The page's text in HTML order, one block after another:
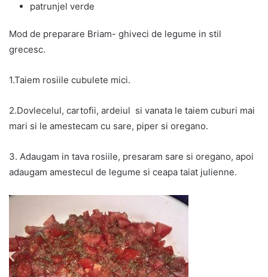
patrunjel verde
Mod de preparare Briam- ghiveci de legume in stil
grecesc.
1.Taiem rosiile cubulete mici.
2.Dovlecelul, cartofii, ardeiul si vanata le taiem cuburi mai
mari si le amestecam cu sare, piper si oregano.
3. Adaugam in tava rosiile, presaram sare si oregano, apoi
adaugam amestecul de legume si ceapa taiat julienne.